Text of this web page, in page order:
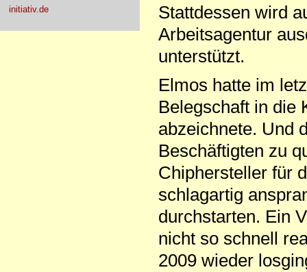
initiativ.de
Stattdessen wird
Arbeitsagentur
unterstützt.
Elmos hatte im
Belegschaft in die
abzeichnete. Und
Beschäftigten zu
Chiphersteller für
schlagartig
durchstarten. Ein
nicht so schnell
2009 wieder